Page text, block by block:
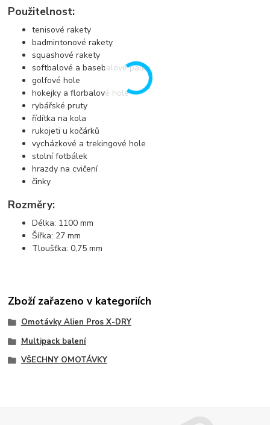
Použitelnost:
tenisové rakety
badmintonové rakety
squashové rakety
softbalové a basebalové pálky
golfové hole
hokejky a florbalové hole
rybářské pruty
řídítka na kola
rukojeti u kočárků
vycházkové a trekingové hole
stolní fotbálek
hrazdy na cvičení
činky
Rozměry:
Délka: 1100 mm
Šířka: 27 mm
Tloušťka: 0,75 mm
Zboží zařazeno v kategoriích
Omotávky Alien Pros X-DRY
Multipack balení
VŠECHNY OMOTÁVKY